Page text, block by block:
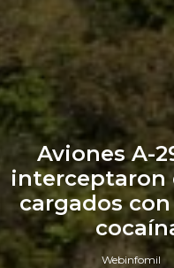
Aviones A-
interceptaron
cargados
Webinfomil